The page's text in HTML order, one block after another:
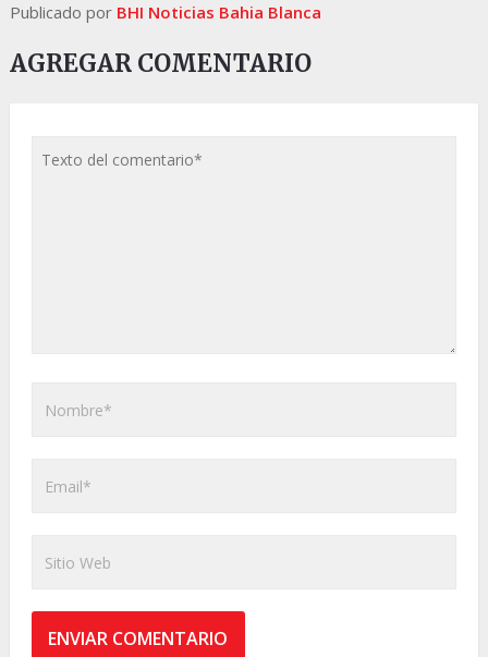
Publicado por BHI Noticias Bahia Blanca
AGREGAR COMENTARIO